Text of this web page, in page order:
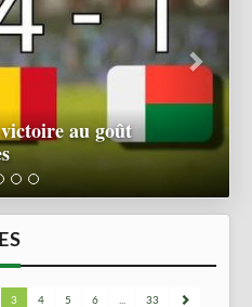
au goût
3 4 5 6 ... 33